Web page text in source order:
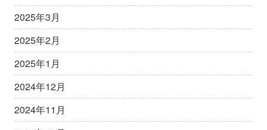
2025年3月
2025年2月
2025年1月
2024年12月
2024年11月